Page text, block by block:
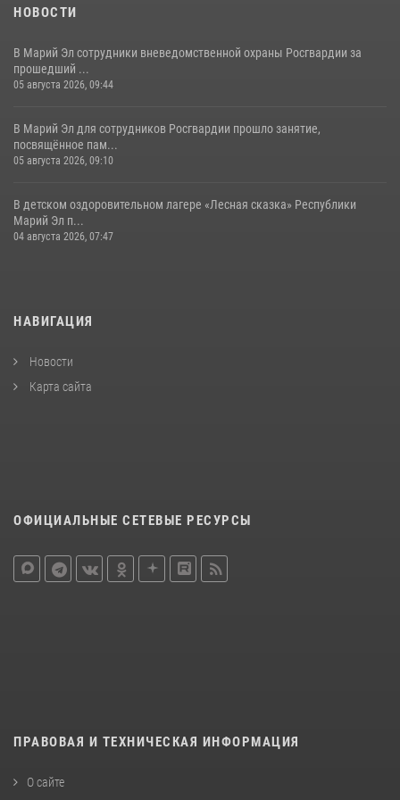
НОВОСТИ
В Марий Эл сотрудники вневедомственной охраны Росгвардии за
прошедший ...
05 августа 2026, 09:44
В Марий Эл для сотрудников Росгвардии прошло занятие,
посвящённое пам...
05 августа 2026, 09:10
В детском оздоровительном лагере «Лесная сказка» Республики
Марий Эл п...
04 августа 2026, 07:47
НАВИГАЦИЯ
Новости
Карта сайта
ОФИЦИАЛЬНЫЕ СЕТЕВЫЕ РЕСУРСЫ
ПРАВОВАЯ И ТЕХНИЧЕСКАЯ ИНФОРМАЦИЯ
О сайте